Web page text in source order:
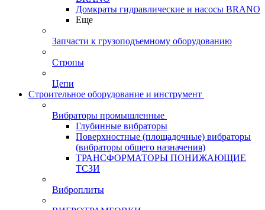
Домкраты гидравлические и насосы BRANO
Еще
Запчасти к грузоподъемному оборудованию
Стропы
Цепи
Строительное оборудование и инструмент
Вибраторы промышленные
Глубинные вибраторы
Поверхностные (площадочные) вибраторы
(вибраторы общего назначения)
ТРАНСФОРМАТОРЫ ПОНИЖАЮЩИЕ
ТСЗИ
Виброплиты